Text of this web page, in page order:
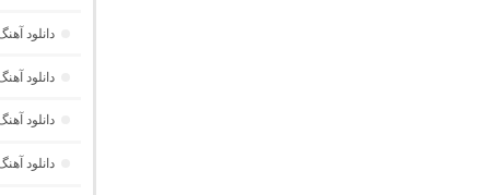
دانلود آهنگ تپش 18 “ریمیکس احساسی
دانلود آهنگ تاپ هیتس 6 “ریمیکس
دانلود
دانلود آهنگ لول آپ 18 “ریمیکس